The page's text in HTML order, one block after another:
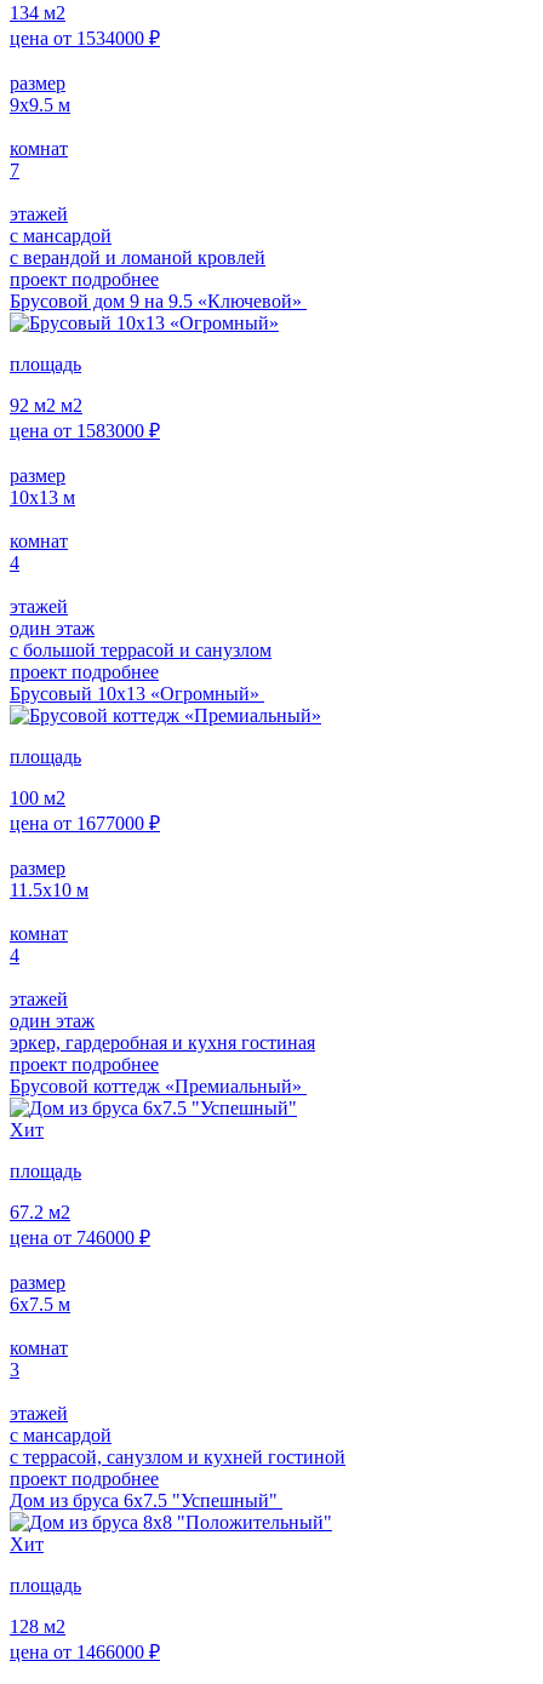
134 м2
цена от 1534000 ₽
размер
9х9.5 м
комнат
7
этажей
с мансардой
с верандой и ломаной кровлей
проект подробнее
Брусовой дом 9 на 9.5 «Ключевой»
площадь
92 м2 м2
цена от 1583000 ₽
размер
10х13 м
комнат
4
этажей
один этаж
с большой террасой и санузлом
проект подробнее
Брусовый 10х13 «Огромный»
площадь
100 м2
цена от 1677000 ₽
размер
11.5х10 м
комнат
4
этажей
один этаж
эркер, гардеробная и кухня гостиная
проект подробнее
Брусовой коттедж «Премиальный»
Хит
площадь
67.2 м2
цена от 746000 ₽
размер
6х7.5 м
комнат
3
этажей
с мансардой
с террасой, санузлом и кухней гостиной
проект подробнее
Дом из бруса 6х7.5 "Успешный"
Хит
площадь
128 м2
цена от 1466000 ₽